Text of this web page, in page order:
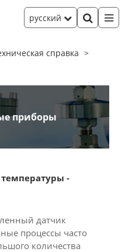
русский
справка
приборы
-
датчик
процессы часто
количества